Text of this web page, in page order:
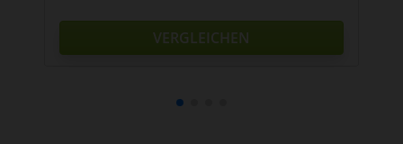
24 Stunden Pflege in Niedersachsenbietet
hier einen entscheidenden Vorteil: Sie ist flexibel,
ortsunabhängig und ermöglicht Betreuung auch
knapp sind. Besonders in kleineren Gemeinden kann
VERGLEICHEN